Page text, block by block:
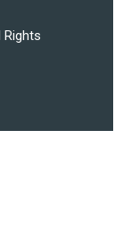
Rights